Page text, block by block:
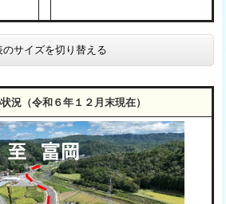
のサイズを切り替える
況（令和６年１２月末現在）